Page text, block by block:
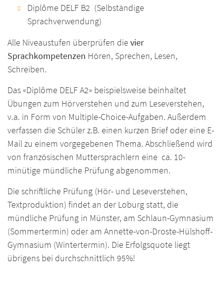
Diplôme DELF B2 (Selbständige
Sprachverwendung)
Alle Niveaustufen überprüfen die vier
Sprachkompetenzen Hören, Sprechen, Lesen,
Schreiben.
Das «Diplôme DELF A2» beispielsweise beinhaltet
Übungen zum Hörverstehen und zum Leseverstehen,
v.a. in Form von Multiple-Choice-Aufgaben. Außerdem
verfassen die Schüler z.B. einen kurzen Brief oder eine E-
Mail zu einem vorgegebenen Thema. Abschließend wird
von französischen Muttersprachlern eine ca. 10-
minütige mündliche Prüfung abgenommen.
Die schriftliche Prüfung (Hör- und Leseverstehen,
Textproduktion) findet an der Loburg statt, die
mündliche Prüfung in Münster, am Schlaun-Gymnasium
(Sommertermin) oder am Annette-von-Droste-Hülshoff-
Gymnasium (Wintertermin). Die Erfolgsquote liegt
übrigens bei durchschnittlich 95%!